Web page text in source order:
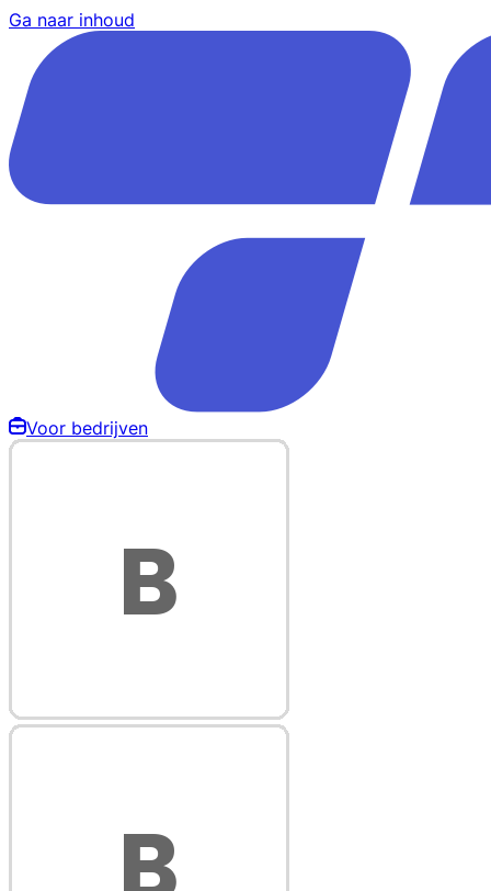
Ga naar inhoud
Voor bedrijven